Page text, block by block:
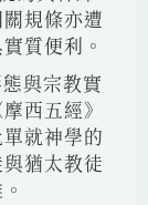
規條亦遭
質便利。
與宗教實
西五經》
就神學的
猶太教徒